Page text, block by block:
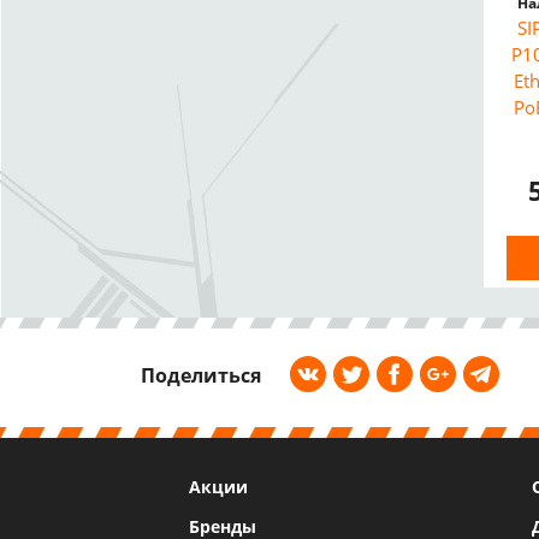
Поделиться
Акции
Бренды